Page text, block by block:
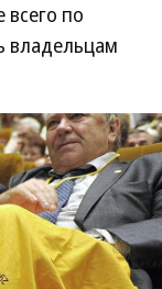
по
владельцам